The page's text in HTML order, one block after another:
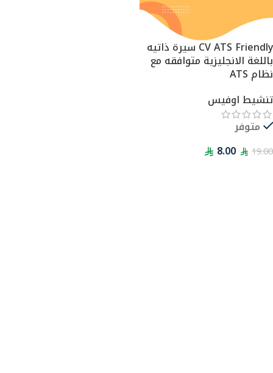
CV ATS Friendly سيرة ذاتيه
باللغة الانجليزية متوافقه مع
نظام ATS
تنشيط اوفيس
متوفر
19.00
8.00